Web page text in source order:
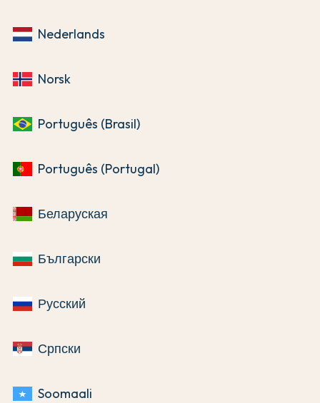
Nederlands
Norsk
Português (Brasil)
Português (Portugal)
Беларуская
Български
Русский
Српски
Soomaali